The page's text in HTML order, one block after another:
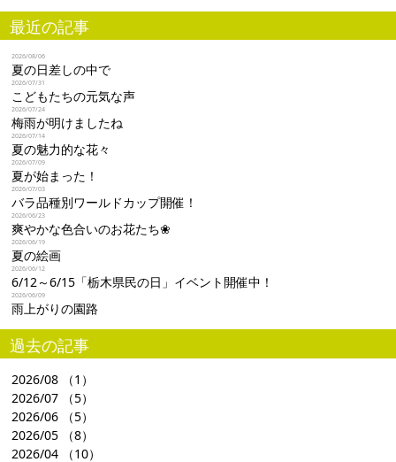
最近の記事
2026/08/06
夏の日差しの中で
2026/07/31
こどもたちの元気な声
2026/07/24
梅雨が明けましたね
2026/07/14
夏の魅力的な花々
2026/07/09
夏が始まった！
2026/07/03
バラ品種別ワールドカップ開催！
2026/06/23
爽やかな色合いのお花たち❀
2026/06/19
夏の絵画
2026/06/12
6/12～6/15「栃木県民の日」イベント開催中！
2026/06/09
雨上がりの園路
過去の記事
2026/08 （1）
2026/07 （5）
2026/06 （5）
2026/05 （8）
2026/04 （10）